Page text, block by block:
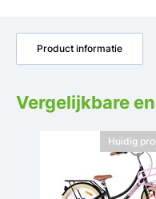
Product informatie
Vergelijkbare
Huidig